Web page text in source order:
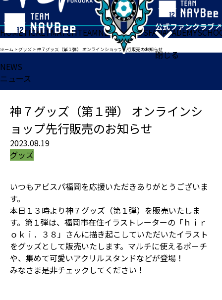
閉じる
HOMETICKETMATCHTEAMNEWSGOODSFANACADEMY
ホーム >グッズ >神７グッズ（第１弾） オンラインショップ先行販売のお知らせ
NEWS
ニュース
神７グッズ（第１弾） オンラインシ
ョップ先行販売のお知らせ
2023.08.19
グッズ
いつもアビスパ福岡を応援いただきありがとうございま
す。
本日１３時より神７グッズ（第１弾）を販売いたしま
す。第１弾は、福岡市在住イラストレーターの「ｈｉｒ
ｏｋｉ．３８」さんに描き起こしていただいたイラスト
をグッズとして販売いたします。マルチに使えるポーチ
や、集めて可愛いアクリルスタンドなどが登場！
みなさま是非チェックしてください！